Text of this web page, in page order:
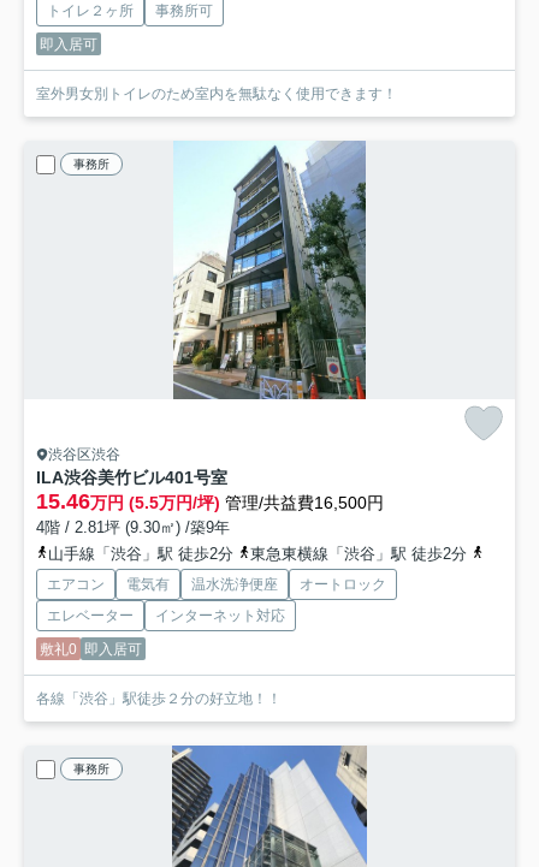
トイレ２ヶ所
事務所可
即入居可
室外男女別トイレのため室内を無駄なく使用できます！
事務所
渋谷区渋谷
ILA渋谷美竹ビル401号室
15.46万円 (5.5万円/坪) 管理/共益費16,500円
4階 / 2.81坪 (9.30㎡) /築9年
山手線「渋谷」駅 徒歩2分
東急東横線「渋谷」駅 徒歩2分
エアコン 電気有 温水洗浄便座
オートロック
エレベーター
インターネット対応
敷礼0 即入居可
各線「渋谷」駅徒歩２分の好立地！！
事務所